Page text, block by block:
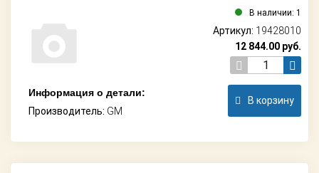
Информация о детали:
Производитель: GM
В наличии: 1
Артикул: 19428010
12 844.00 руб.
В корзину